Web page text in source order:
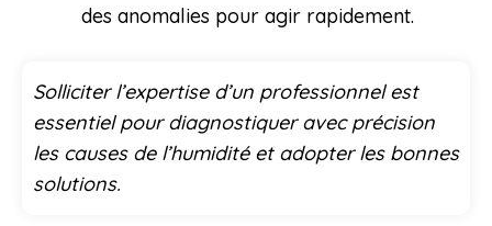
des anomalies pour agir rapidement.
Solliciter l’expertise d’un professionnel est
essentiel pour diagnostiquer avec précision
les causes de l’humidité et adopter les bonnes
solutions.